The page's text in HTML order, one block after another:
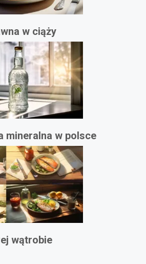
w ciąży
mineralna w polsce
wątrobie